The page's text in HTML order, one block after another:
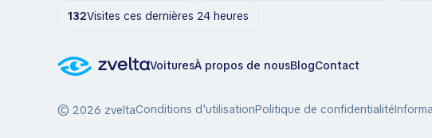
132Visites ces dernières 24 heures
VoituresÀ propos de nousBlogContact
© 2026 zveltaConditions d'utilisationPolitique de confidentialité